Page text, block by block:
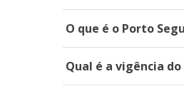
O que é o Porto
Qual é a vigência